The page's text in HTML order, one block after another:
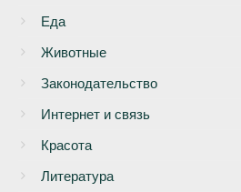
Еда
Животные
Законодательство
Интернет и связь
Красота
Литература